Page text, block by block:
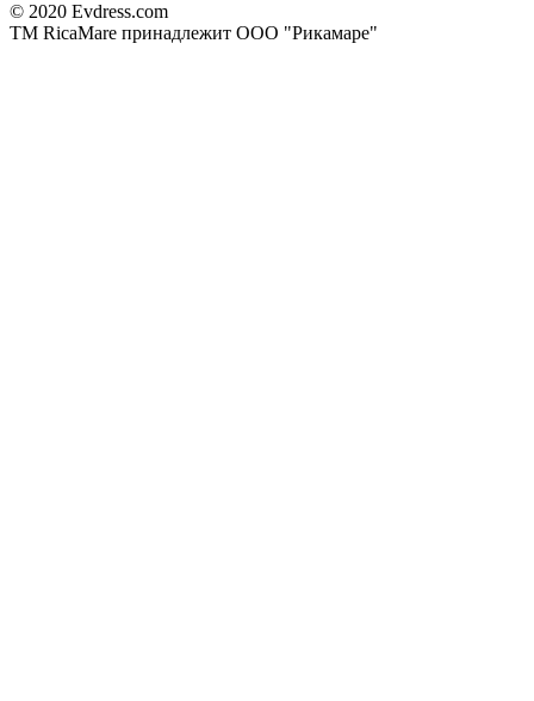
© 2020 Evdress.com
ТМ RicaMare принадлежит ООО "Рикамаре"